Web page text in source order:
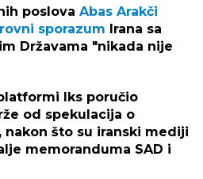
poslova Abas Arakči
sporazum Irana sa
Državama "nikada nije
Iks poručio
od spekulacija o
nakon što su iranski mediji
memoranduma SAD i